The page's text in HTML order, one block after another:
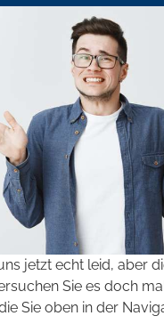
jetzt echt leid, aber
Sie es doch
Sie oben in der